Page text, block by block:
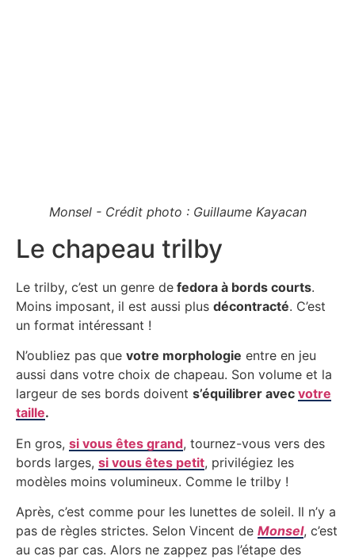
Monsel - Crédit photo : Guillaume Kayacan
Le chapeau trilby
Le trilby, c’est un genre de fedora à bords courts.
Moins imposant, il est aussi plus décontracté. C’est
un format intéressant !
N’oubliez pas que votre morphologie entre en jeu
aussi dans votre choix de chapeau. Son volume et la
largeur de ses bords doivent s’équilibrer avec votre
taille.
En gros, si vous êtes grand, tournez-vous vers des
bords larges, si vous êtes petit, privilégiez les
modèles moins volumineux. Comme le trilby !
Après, c’est comme pour les lunettes de soleil. Il n’y a
pas de règles strictes. Selon Vincent de Monsel, c’est
au cas par cas. Alors ne zappez pas l’étape des